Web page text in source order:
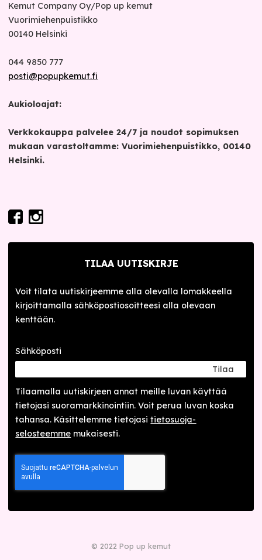
Kemut Company Oy/Pop up kemut
Vuorimiehenpuistikko
00140 Helsinki
044 9850 777
posti@popupkemut.fi
Aukioloajat:
Verkkokauppa palvelee 24/7 ja noudot sopimuksen
mukaan varastoltamme: Vuorimiehenpuistikko, 00140
Helsinki.
TILAA UUTISKIRJE
Voit tilata uutiskirjeemme alla olevalla lomakkeella
kirjoittamalla sähköpostiosoitteesi alla olevaan
kenttään.
Sähköposti
Tilaa
Tilaamalla uutis­kirjeen annat meille luvan käyttää
tietojasi suora­markkinointiin. Voit perua luvan koska
tahansa. Käsittelemme tietojasitieto­suoja­
selosteemme mukaisesti.
© 2022 Pop up kemut